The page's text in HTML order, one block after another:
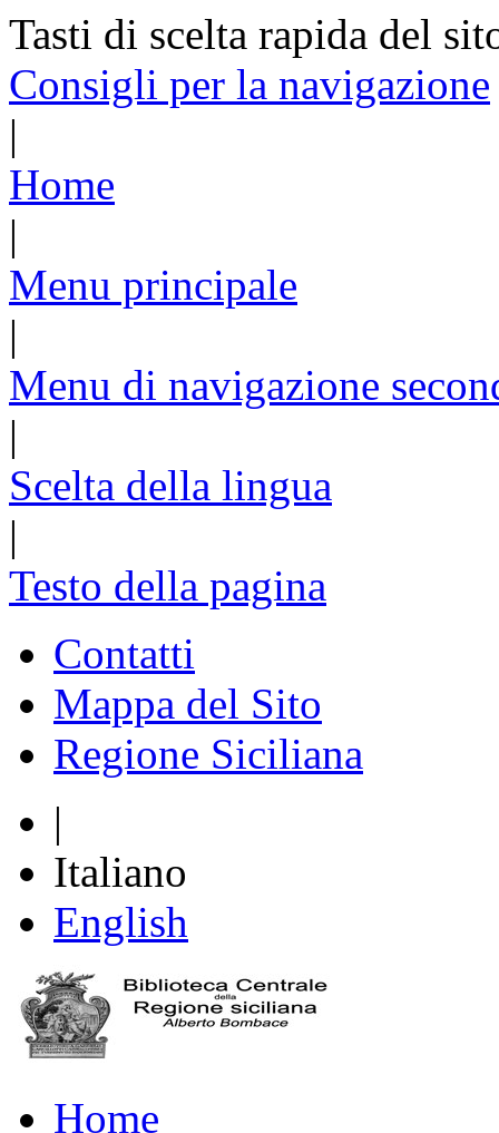
Tasti di scelta rapida del
Consigli per la navigazione
|
Home
|
Menu principale
|
Menu di navigazione
|
Scelta della lingua
|
Testo della pagina
Contatti
Mappa del Sito
Regione Siciliana
|
Italiano
English
Home